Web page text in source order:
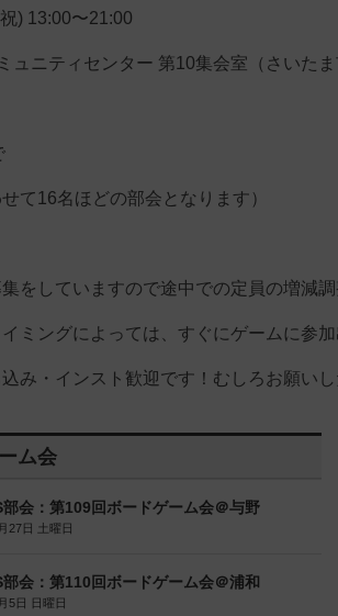
) 13:00〜21:00
ュニティセンター 第10集会室（さいた
せて16名ほどの部会となります）
をしていますので途中での定員の増減
ミングによっては、すぐにゲームに参
み・インスト歓迎です！むしろお願いし
ム会
部会：第109回ボードゲーム会＠与野
27日 土曜日
部会：第110回ボードゲーム会＠浦和
5日 日曜日